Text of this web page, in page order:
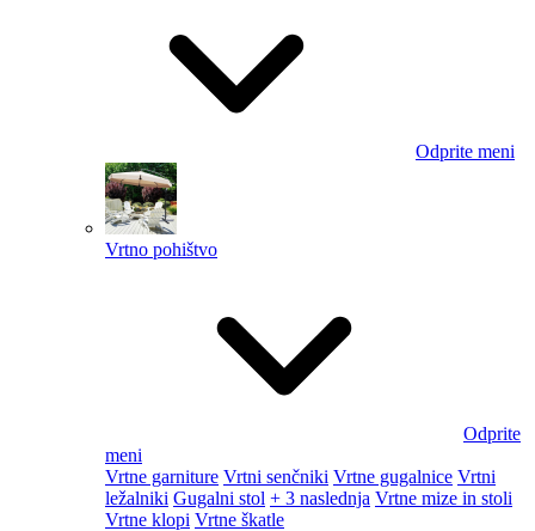
Odprite meni
Vrtno pohištvo
Odprite
meni
Vrtne garniture Vrtni senčniki Vrtne gugalnice Vrtni
ležalniki Gugalni stol + 3 naslednja Vrtne mize in stoli
Vrtne klopi Vrtne škatle